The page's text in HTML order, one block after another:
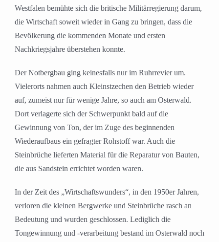
Westfalen bemühte sich die britische Militärregierung darum,
die Wirtschaft soweit wieder in Gang zu bringen, dass die
Bevölkerung die kommenden Monate und ersten
Nachkriegsjahre überstehen konnte.
Der Notbergbau ging keinesfalls nur im Ruhrrevier um.
Vielerorts nahmen auch Kleinstzechen den Betrieb wieder
auf, zumeist nur für wenige Jahre, so auch am Osterwald.
Dort verlagerte sich der Schwerpunkt bald auf die
Gewinnung von Ton, der im Zuge des beginnenden
Wiederaufbaus ein gefragter Rohstoff war. Auch die
Steinbrüche lieferten Material für die Reparatur von Bauten,
die aus Sandstein errichtet worden waren.
In der Zeit des „Wirtschaftswunders“, in den 1950er Jahren,
verloren die kleinen Bergwerke und Steinbrüche rasch an
Bedeutung und wurden geschlossen. Lediglich die
Tongewinnung und -verarbeitung bestand im Osterwald noch